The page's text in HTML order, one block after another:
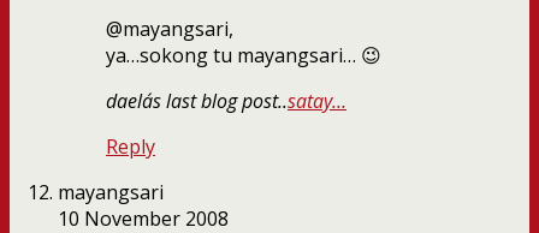
@mayangsari,
ya…sokong tu mayangsari… 😉
daela´s last blog post..satay…
Reply
mayangsari
10 November 2008